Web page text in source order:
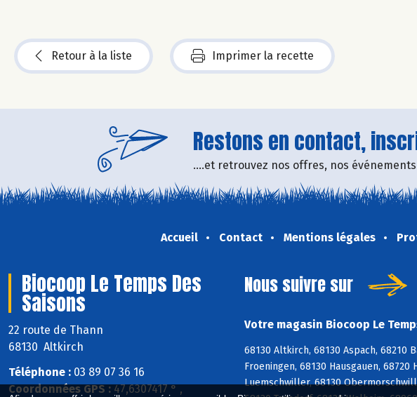
Retour à la liste Imprimer la recette
Restons en contact,
....et retrouvez nos offres, nos
Accueil Contact Mentions légales
Biocoop Le Temps Des
Saisons
22 route de Thann
68130 Altkirch
Téléphone : 03 89 07 36 16
Coordonnées GPS : 47,6307417 ° ,
Nous suivre sur
Votre magasin Biocoop Le
68130 Altkirch, 68130 Aspach, 68210
Froeningen, 68130 Hausgauen,
Luemschwiller, 68130